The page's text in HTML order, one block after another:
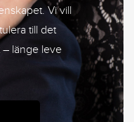
Vi vill
till det
länge leve